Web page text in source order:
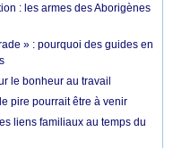
: les armes des Aborigènes
» : pourquoi des guides en
le bonheur au travail
pire pourrait être à venir
liens familiaux au temps du